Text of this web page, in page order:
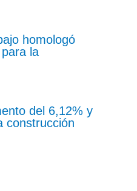
homologó
la
del 6,12% y
construcción